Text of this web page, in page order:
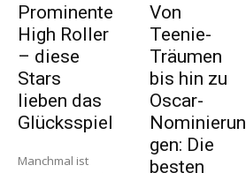
Prominente
High Roller
– diese
Stars
lieben das
Glücksspiel
Manchmal ist
Von
Teenie-
Träumen
bis hin zu
Oscar-
Nominierun
gen: Die
besten